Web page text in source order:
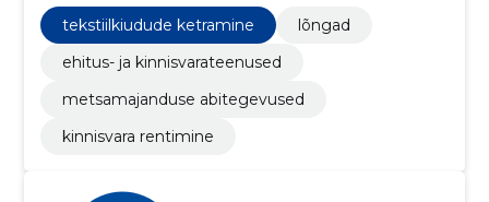
tekstiilkiudude ketramine
lõngad
ehitus- ja kinnisvarateenused
metsamajanduse abitegevused
kinnisvara rentimine